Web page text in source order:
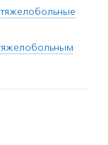
тяжелобольные